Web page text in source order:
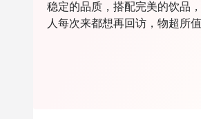
稳定的品质，搭配完美的饮品
人每次来都想再回访，物超所值